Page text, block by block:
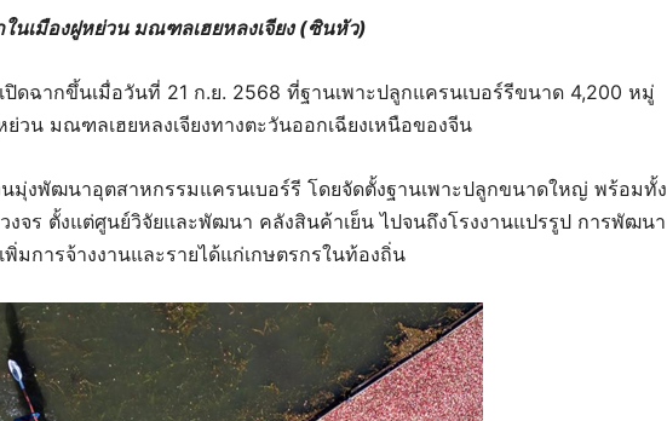
นเมืองฝูหย่วน มณฑลเฮยหลงเจียง (ซินหัว)
เปิดฉากขึ้นเมื่อวันที่ 21 ก.ย. 2568 ที่ฐานเพาะปลูกแครนเบอร์รีขนาด 4,200 หมู่
ย่วน มณฑลเฮยหลงเจียงทางตะวันออกเฉียงเหนือของจีน
มุ่งพัฒนาอุตสาหกรรมแครนเบอร์รี โดยจัดตั้งฐานเพาะปลูกขนาดใหญ่ พร้อมทั้ง
งจร ตั้งแต่ศูนย์วิจัยและพัฒนา คลังสินค้าเย็น ไปจนถึงโรงงานแปรรูป การพัฒนา
มการจ้างงานและรายได้แก่เกษตรกรในท้องถิ่น